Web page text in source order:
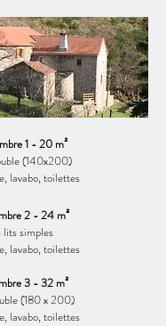
1 - 20 m²
(140x200)
lavabo, toilettes
2 - 24 m²
lits simples
lavabo, toilettes
3 - 32 m²
(180 x 200)
lavabo, toilettes